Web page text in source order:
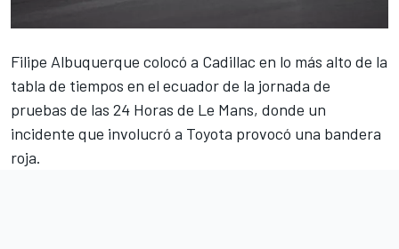
Filipe Albuquerque colocó a Cadillac en lo más alto de la
tabla de tiempos en el ecuador de la jornada de
pruebas de las 24 Horas de Le Mans, donde un
incidente que involucró a Toyota provocó una bandera
roja.